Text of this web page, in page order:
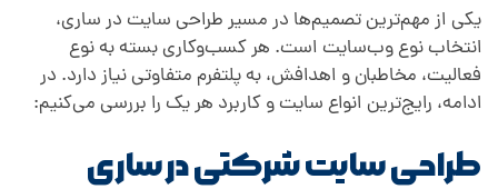
یکی از مهم‌ترین تصمیم‌ها در مسیر طراحی سایت در ساری،
انتخاب نوع وب‌سایت است. هر کسب‌وکاری بسته به نوع
فعالیت، مخاطبان و اهدافش، به پلتفرم متفاوتی نیاز دارد. در
ادامه، رایج‌ترین انواع سایت و کاربرد هر یک را بررسی می‌کنیم:
طراحی سایت شرکتی در ساری